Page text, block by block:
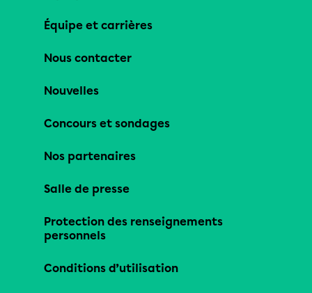
Équipe et carrières
Nous contacter
Nouvelles
Concours et sondages
Nos partenaires
Salle de presse
Protection des renseignements
personnels
Conditions d’utilisation